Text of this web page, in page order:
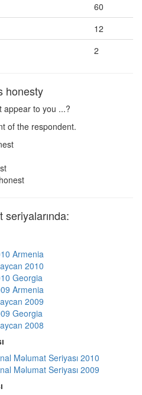
60
12
2
honesty
appear to you ...?
of the respondent.
Armenia
2010
Georgia
Armenia
2009
Georgia
2008
Məlumat Seriyası 2010
Məlumat Seriyası 2009